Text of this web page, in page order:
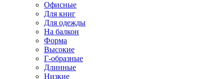
Офисные
Для книг
Для одежды
На балкон
Форма
Высокие
Г-образные
Длинные
Низкие